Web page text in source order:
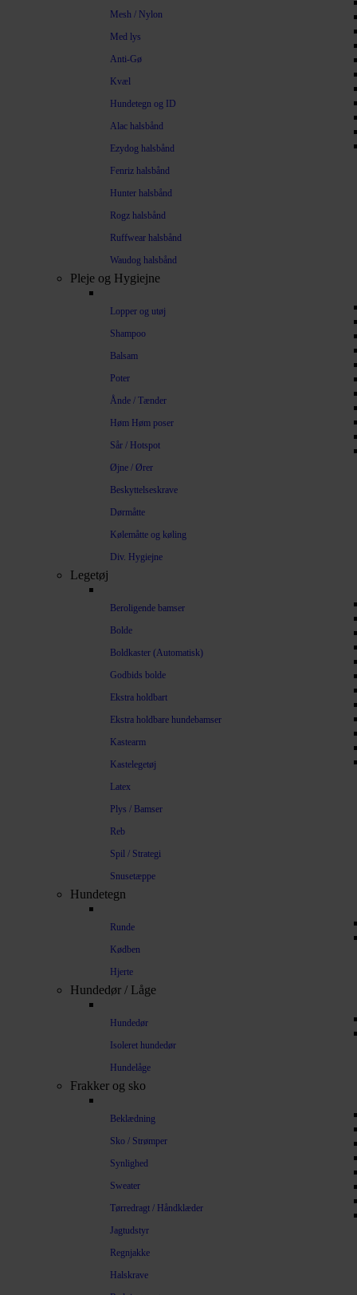
Mesh / Nylon
Med lys
Anti-Gø
Kvæl
Hundetegn og ID
Alac halsbånd
Ezydog halsbånd
Fenriz halsbånd
Hunter halsbånd
Rogz halsbånd
Ruffwear halsbånd
Waudog halsbånd
Pleje og Hygiejne
Lopper og utøj
Shampoo
Balsam
Poter
Ånde / Tænder
Høm Høm poser
Sår / Hotspot
Øjne / Ører
Beskyttelseskrave
Dørmåtte
Kølemåtte og køling
Div. Hygiejne
Legetøj
Beroligende bamser
Bolde
Boldkaster (Automatisk)
Godbids bolde
Ekstra holdbart
Ekstra holdbare hundebamser
Kastearm
Kastelegetøj
Latex
Plys / Bamser
Reb
Spil / Strategi
Snusetæppe
Hundetegn
Runde
Kødben
Hjerte
Hundedør / Låge
Hundedør
Isoleret hundedør
Hundelåge
Frakker og sko
Beklædning
Sko / Strømper
Synlighed
Sweater
Tørredragt / Håndklæder
Jagtudstyr
Regnjakke
Halskrave